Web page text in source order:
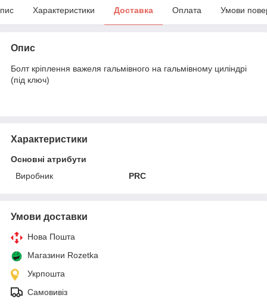
Характеристики Доставка Оплата Умови
Опис
Болт кріплення важеля гальмівного на гальмівному циліндрі
(під ключ)
Характеристики
Основні атрибути
Виробник
PRC
Умови доставки
Нова Пошта
Магазини Rozetka
Укрпошта
Самовивіз